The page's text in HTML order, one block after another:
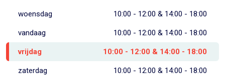
woensdag 10:00 - 12:00 & 14:00 - 18:00
vandaag 10:00 - 12:00 & 14:00 - 18:00
vrijdag 10:00 - 12:00 & 14:00 - 18:00
zaterdag 10:00 - 12:00 & 14:00 - 18:00